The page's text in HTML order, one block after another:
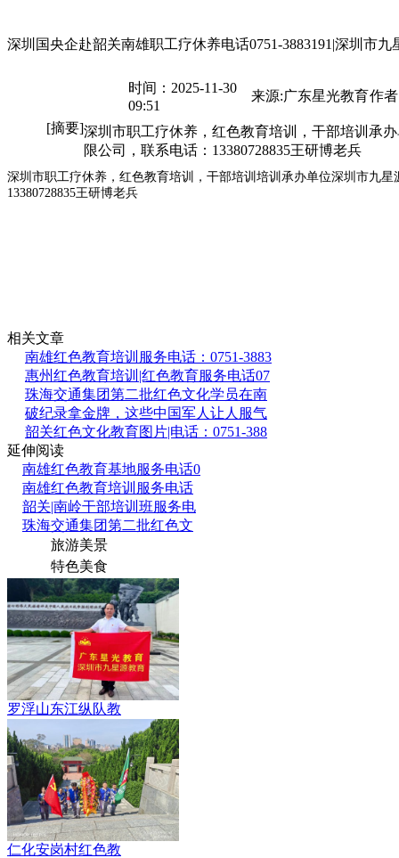
深圳国央企赴韶关南雄职工疗休养电话0751-3883191|深圳市九
时间：2025-11-30
09:51
来源:广东星光教育作
[摘要]深圳市职工疗休养，红色教育培训，干部培训承
限公司，联系电话：13380728835王研博老兵
深圳市职工疗休养，红色教育培训，干部培训培训承办单位深圳市九
13380728835王研博老兵
相关文章
南雄红色教育培训服务电话：0751-3883
惠州红色教育培训|红色教育服务电话07
珠海交通集团第二批红色文化学员在南
破纪录拿金牌，这些中国军人让人服气
韶关红色文化教育图片|电话：0751-388
延伸阅读
南雄红色教育基地服务电话0
南雄红色教育培训服务电话
韶关|南岭干部培训班服务电
珠海交通集团第二批红色文
旅游美景
特色美食
罗浮山东江纵队教
仁化安岗村红色教